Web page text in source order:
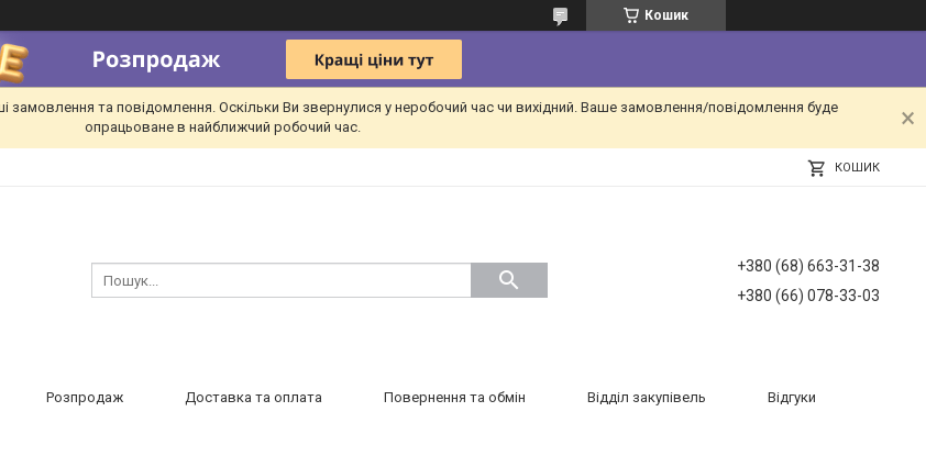
Кошик
та повідомлення. Оскільки Ви звернулися у неробочий час чи вихідний. Ваше замовлення/повідомлення буде
опрацьоване в найближчий робочий час.
КОШИК
+380 (68) 663-31-38
+380 (66) 078-33-03
Розпродаж Доставка та оплата Повернення та обмін Відділ закупівель Відгуки